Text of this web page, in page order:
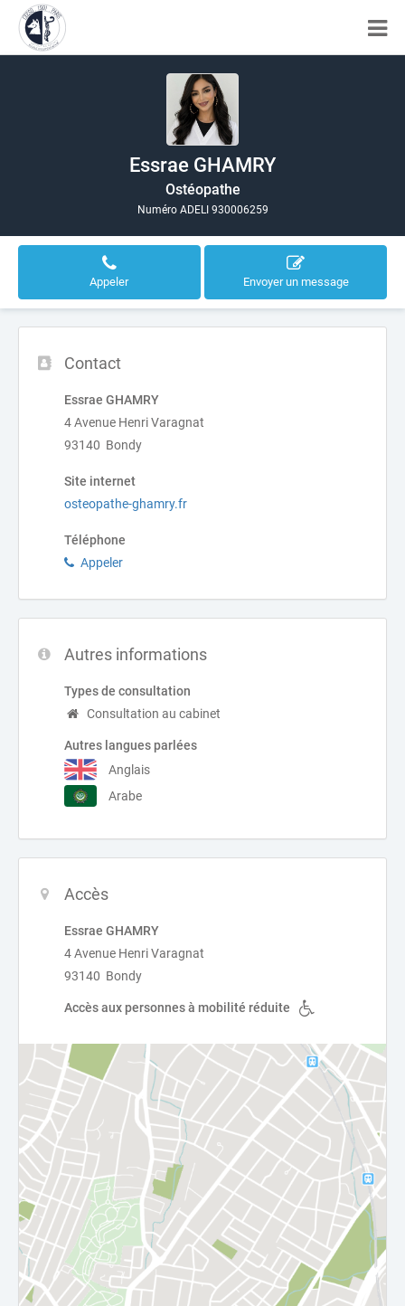
Essrae GHAMRY
Ostéopathe
Numéro ADELI 930006259
Appeler Envoyer un message
Contact
Essrae GHAMRY
4 Avenue Henri Varagnat
93140 Bondy
Site internet
osteopathe-ghamry.fr
Téléphone
Appeler
Autres informations
Types de consultation
Consultation au cabinet
Autres langues parlées
Anglais
Arabe
Accès
Essrae GHAMRY
4 Avenue Henri Varagnat
93140 Bondy
Accès aux personnes à mobilité réduite